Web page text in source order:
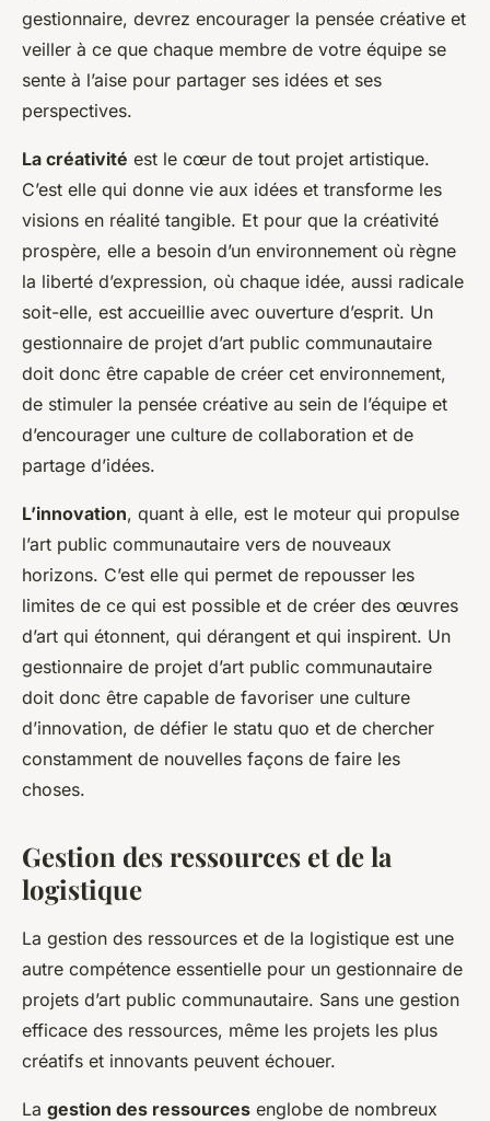
gestionnaire, devrez encourager la pensée créative et
veiller à ce que chaque membre de votre équipe se
sente à l’aise pour partager ses idées et ses
perspectives.
La créativité est le cœur de tout projet artistique.
C’est elle qui donne vie aux idées et transforme les
visions en réalité tangible. Et pour que la créativité
prospère, elle a besoin d’un environnement où règne
la liberté d’expression, où chaque idée, aussi radicale
soit-elle, est accueillie avec ouverture d’esprit. Un
gestionnaire de projet d’art public communautaire
doit donc être capable de créer cet environnement,
de stimuler la pensée créative au sein de l’équipe et
d’encourager une culture de collaboration et de
partage d’idées.
L’innovation, quant à elle, est le moteur qui propulse
l’art public communautaire vers de nouveaux
horizons. C’est elle qui permet de repousser les
limites de ce qui est possible et de créer des œuvres
d’art qui étonnent, qui dérangent et qui inspirent. Un
gestionnaire de projet d’art public communautaire
doit donc être capable de favoriser une culture
d’innovation, de défier le statu quo et de chercher
constamment de nouvelles façons de faire les
choses.
Gestion des ressources et de la
logistique
La gestion des ressources et de la logistique est une
autre compétence essentielle pour un gestionnaire de
projets d’art public communautaire. Sans une gestion
efficace des ressources, même les projets les plus
créatifs et innovants peuvent échouer.
La gestion des ressources englobe de nombreux